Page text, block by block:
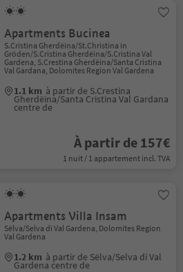
Apartments Bucinea
S.Cristina Gherdëina/St.Christina in
Gröden/S.Cristina Gherdëina/S.Cristina Val
Gardena, S.Crestina Gherdëina/Santa Cristina
Val Gardana, Dolomites Region Val Gardena
1.1 km à partir de S.Crestina
Gherdëina/Santa Cristina Val Gardana
centre de
À partir de 157€
1 nuit / 1 appartement incl. TVA
Apartments Villa Insam
Sëlva/Selva di Val Gardena, Dolomites Region
Val Gardena
1.2 km à partir de Sëlva/Selva di Val
Gardena centre de